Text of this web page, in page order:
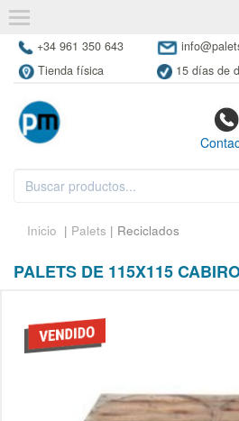
+34 961 350 643
Tienda física
15 días de
Inicio | Palets | Reciclados
PALETS DE 115X115